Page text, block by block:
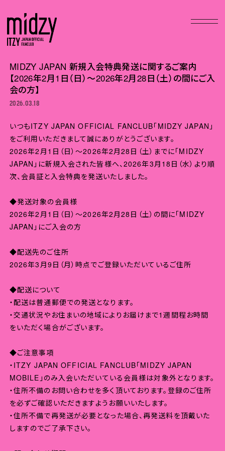
MIDZY JAPAN 新規入会特典発送に関するご案内
【2026年2月1日（日）～2026年2月28日（土）の間にご入
会の方】
2026.03.18
いつもITZY JAPAN OFFICIAL FANCLUB「MIDZY JAPAN」
をご利用いただきまして誠にありがとうございます。
2026年2月1日（日）～2026年2月28日（土）までに「MIDZY
JAPAN」に新規入会された皆様へ、2026年3月18日（水）より順
次、会員証と入会特典を発送いたしました。
◆発送対象の会員様
2026年2月1日（日）～2026年2月28日（土）の間に「MIDZY
JAPAN」にご入会の方
◆配送先のご住所
2026年3月9日（月）時点でご登録いただいているご住所
◆配送について
・配送は普通郵便での発送となります。
・交通状況やお住まいの地域によりお届けまで1週間程お時間
をいただく場合がございます。
◆ご注意事項
・ITZY JAPAN OFFICIAL FANCLUB「MIDZY JAPAN
MOBILE」のみ入会いただいている会員様は対象外となります。
・住所不備のお問い合わせを多く頂いております。登録のご住所
を必ずご確認いただきますようお願いいたします。
・住所不備で再発送が必要となった場合、再発送料を頂戴いた
しますのでご了承下さい。